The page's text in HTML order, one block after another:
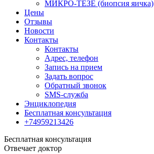
МИКРО-ТЕЗЕ (биопсия яичка)
Цены
Отзывы
Новости
Контакты
Контакты
Адрес, телефон
Запись на прием
Задать вопрос
Обратный звонок
SMS-служба
Энциклопедия
Бесплатная консультация
+74959213426
Бесплатная консультация
Отвечает доктор